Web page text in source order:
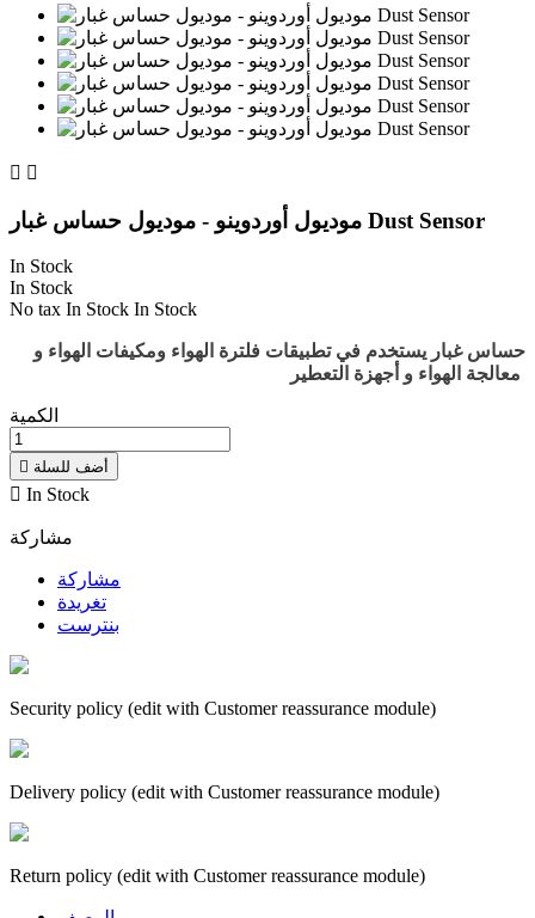
 
موديول أوردوينو - موديول حساس غبار Dust Sensor
In Stock
In Stock
No tax In Stock In Stock
حساس غبار يستخدم في تطبيقات فلترة الهواء ومكيفات الهواء و
الكمية
 أضف للسلة
 In Stock
مشاركة
مشاركة
تغريدة
بنترست
Security policy (edit with Customer reassurance module)
Delivery policy (edit with Customer reassurance module)
Return policy (edit with Customer reassurance module)